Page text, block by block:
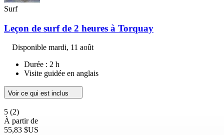
Surf
Leçon de surf de 2 heures à Torquay
Disponible mardi, 11 août
Durée : 2 h
Visite guidée en anglais
Voir ce qui est inclus
5 (2)
À partir de
55,83 $US